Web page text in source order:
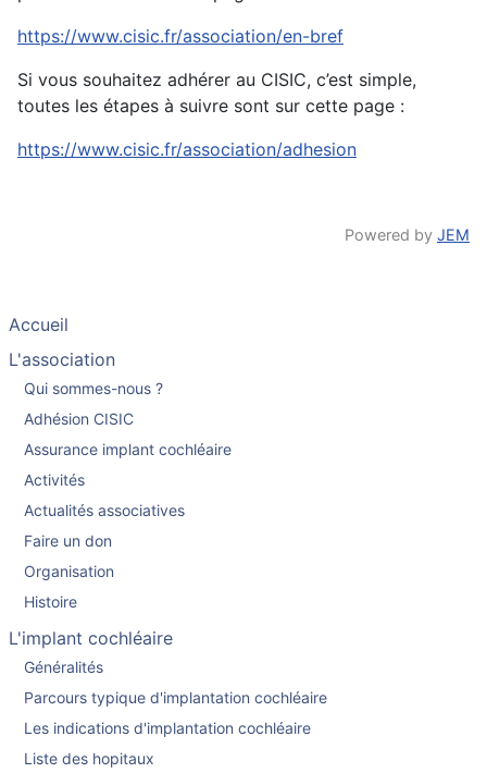
https://www.cisic.fr/association/en-bref
Si vous souhaitez adhérer au CISIC, c’est simple,
toutes les étapes à suivre sont sur cette page :
https://www.cisic.fr/association/adhesion
Powered by JEM
Accueil
L'association
Qui sommes-nous ?
Adhésion CISIC
Assurance implant cochléaire
Activités
Actualités associatives
Faire un don
Organisation
Histoire
L'implant cochléaire
Généralités
Parcours typique d'implantation cochléaire
Les indications d'implantation cochléaire
Liste des hopitaux